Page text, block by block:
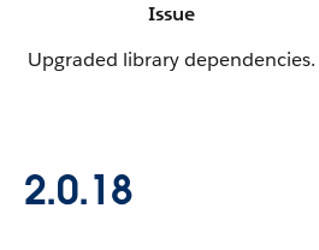
Issue
Upgraded library dependencies.
2.0.18